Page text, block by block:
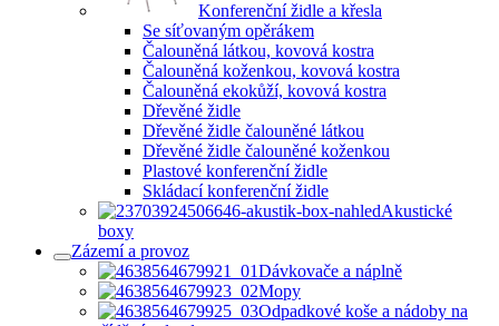
Konferenční židle a křesla
Se síťovaným opěrákem
Čalouněná látkou, kovová kostra
Čalouněná koženkou, kovová kostra
Čalouněná ekokůží, kovová kostra
Dřevěné židle
Dřevěné židle čalouněné látkou
Dřevěné židle čalouněné koženkou
Plastové konferenční židle
Skládací konferenční židle
Akustické
boxy
Zázemí a provoz
Dávkovače a náplně
Mopy
Odpadkové koše a nádoby na